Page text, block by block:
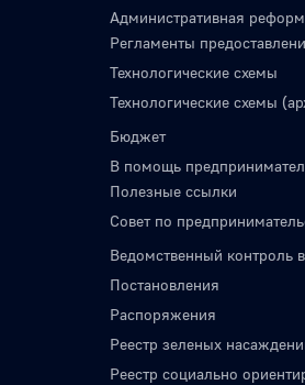
Административная
Регламенты
Технологические схемы
Технологические схемы
Бюджет
В помощь
Полезные ссылки
Совет по
Ведомственный контроль
Постановления
Распоряжения
Реестр зеленых
Реестр социально